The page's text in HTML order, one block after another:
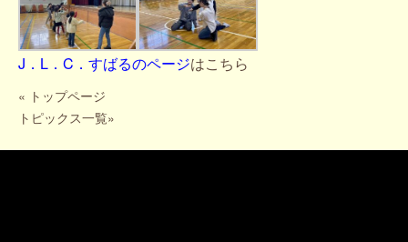
J．L．C．すばるのページはこちら
« トップページ
トピックス一覧»